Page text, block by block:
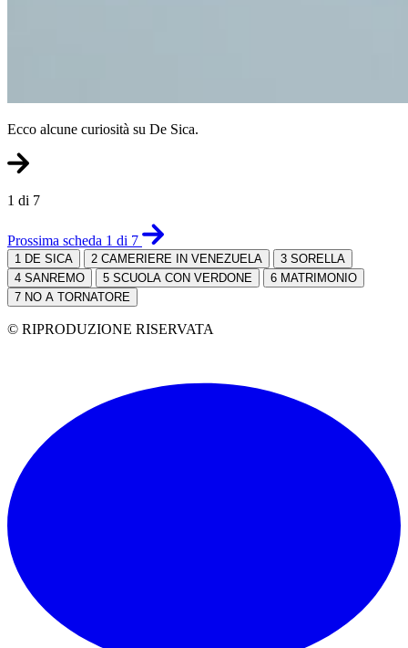
Ecco alcune curiosità su De Sica.
1 di 7
Prossima scheda 1 di 7
1 DE SICA 2 CAMERIERE IN VENEZUELA 3 SORELLA
4 SANREMO 5 SCUOLA CON VERDONE 6 MATRIMONIO
7 NO A TORNATORE
© RIPRODUZIONE RISERVATA